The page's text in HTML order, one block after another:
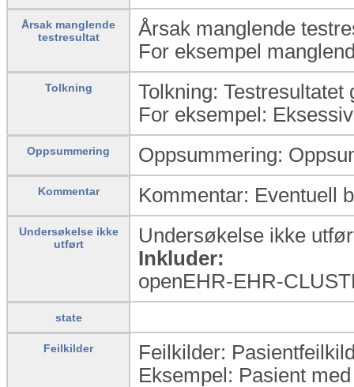
Årsak manglende
testresultat
Årsak manglende
For eksempel
Tolkning
Tolkning:
For eksempel:
Oppsummering Oppsummering:
Kommentar Kommentar: Eventuell
Undersøkelse ikke
utført
Undersøkelse ikke
Inkluder:
openEHR-EHR-
state
Feilkilder
Feilkilder:
Eksempel: Pasient